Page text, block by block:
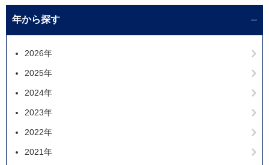
年から探す
2026年
2025年
2024年
2023年
2022年
2021年